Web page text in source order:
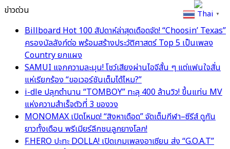
ข่าวด่วน
Billboard Hot 100 สัปดาห์ล่าสุดเดือดจัด! “Choosin’ Texas”
ครองบัลลังก์ต่อ พร้อมสร้างประวัติศาสตร์ Top 5 เป็นเพลง
Country ยกแผง
SAMUI แจกความละมุน! โชว์เสียงผ่านไอจีสั้น ๆ แต่แฟนใจสั่น
แห่เรียกร้อง “ขอเวอร์ชันเต็มได้ไหม?”
i-dle ปลุกตำนาน “TOMBOY” ทะลุ 400 ล้านวิว! ขึ้นแท่น MV
แห่งความสำเร็จตัวที่ 3 ของวง
MONOMAX เปิดโหมด! “สิงหาเดือด” จัดเต็มกีฬา–ซีรีส์ ดูกัน
ยาวทั้งเดือน พรีเมียร์ลีกชนลูกยางโลก!
F.HERO ปะทะ DOLLA! เปิดเกมเพลงอาเซียน ส่ง “G.O.A.T”
Thai ▼